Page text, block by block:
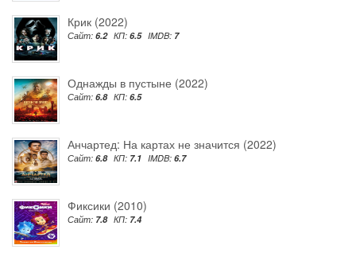
Крик (2022)
Сайт: 6.2 КП: 6.5 IMDB: 7
Однажды в пустыне (2022)
Сайт: 6.8 КП: 6.5
Анчартед: На картах не значится (2022)
Сайт: 6.8 КП: 7.1 IMDB: 6.7
Фиксики (2010)
Сайт: 7.8 КП: 7.4